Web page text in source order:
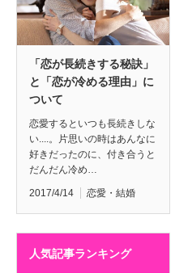
「恋が長続きする秘訣」
と「恋が冷める理由」に
ついて
恋愛するといつも長続きしな
い....。片思いの時はあんなに
好きだったのに、付き合うと
だんだん冷め…
2017/4/14 恋愛・結婚
人気記事ランキング